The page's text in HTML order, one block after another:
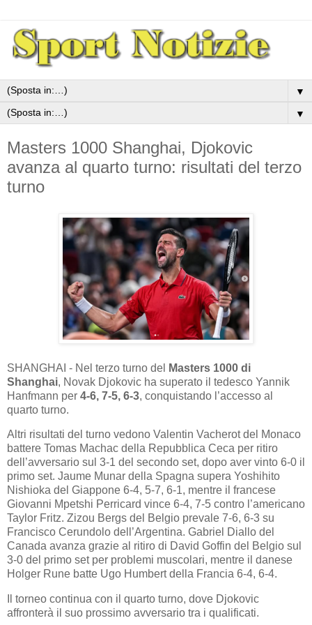
▼
▼
Masters 1000 Shanghai, Djokovic
avanza al quarto turno: risultati del terzo
turno
SHANGHAI - Nel terzo turno del
Masters 1000 di
Shanghai, Novak Djokovic ha superato il tedesco Yannik
Hanfmann per 4-6, 7-5, 6-3, conquistando l’accesso al
quarto turno.
Altri risultati del turno vedono Valentin Vacherot del Monaco
battere Tomas Machac della Repubblica Ceca per ritiro
dell’avversario sul 3-1 del secondo set, dopo aver vinto 6-0 il
primo set. Jaume Munar della Spagna supera Yoshihito
Nishioka del Giappone 6-4, 5-7, 6-1, mentre il francese
Giovanni Mpetshi Perricard vince 6-4, 7-5 contro l’americano
Taylor Fritz. Zizou Bergs del Belgio prevale 7-6, 6-3 su
Francisco Cerundolo dell’Argentina. Gabriel Diallo del
Canada avanza grazie al ritiro di David Goffin del Belgio sul
3-0 del primo set per problemi muscolari, mentre il danese
Holger Rune batte Ugo Humbert della Francia 6-4, 6-4.
Il torneo continua con il quarto turno, dove Djokovic
affronterà il suo prossimo avversario tra i qualificati.